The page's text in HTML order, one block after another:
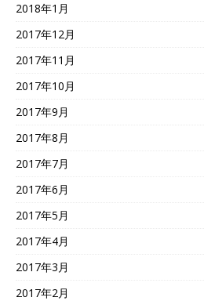
2018年1月
2017年12月
2017年11月
2017年10月
2017年9月
2017年8月
2017年7月
2017年6月
2017年5月
2017年4月
2017年3月
2017年2月